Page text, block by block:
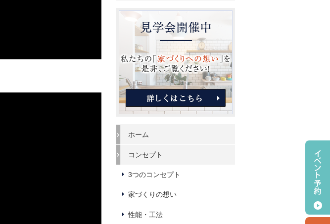
ホーム
コンセプト
3つのコンセプト
家づくりの想い
性能・工法